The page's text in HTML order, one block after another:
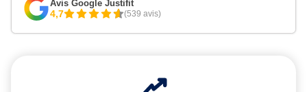
Avis Google Justifit
4,7 (539 avis)